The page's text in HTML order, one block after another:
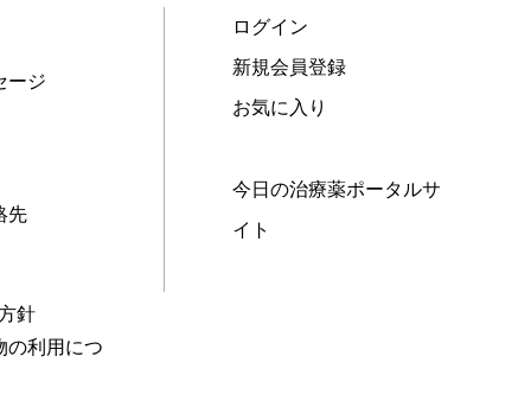
ージ
先
針
の利用につ
ログイン
新規会員登録
お気に入り
今日の治療薬ポータルサ
イト